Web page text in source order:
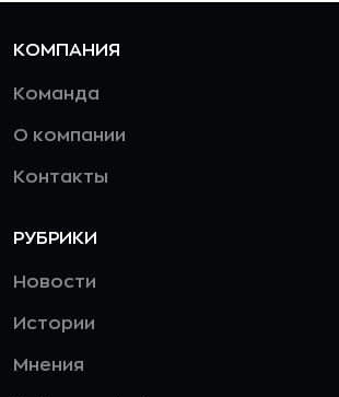
КОМПАНИЯ
Команда
О компании
Контакты
РУБРИКИ
Новости
Истории
Мнения